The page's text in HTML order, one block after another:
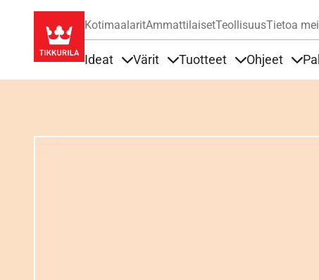
KotimaalaritAmmattilaisetTeollisuusTietoa
Ideat Värit Tuotteet Ohjeet